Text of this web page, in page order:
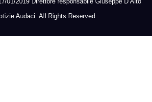
Audaci. All Rights Reserved.